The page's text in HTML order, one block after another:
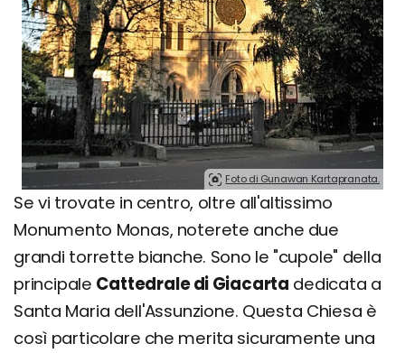
Foto di Gunawan Kartapranata.
Se vi trovate in centro, oltre all'altissimo
Monumento Monas, noterete anche due
grandi torrette bianche. Sono le "cupole" della
principale Cattedrale di Giacarta dedicata a
Santa Maria dell'Assunzione. Questa Chiesa è
così particolare che merita sicuramente una